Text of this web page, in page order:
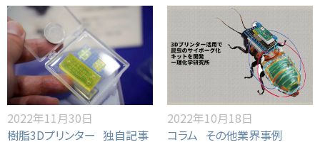
2022年11月30日
樹脂3Dプリンター 独自記事
2022年10月18日
コラム その他業界事例